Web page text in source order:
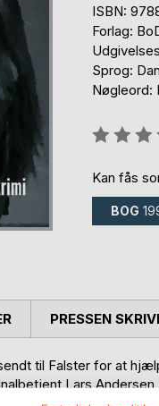
ISBN:
Forlag:
Sprog:
Nøgleord:
Kan fås
BOG
til Falster for at
Lars
PRESSEN